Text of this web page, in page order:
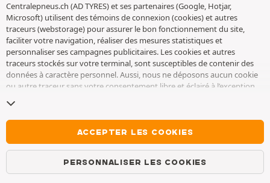
Centralepneus.ch (AD TYRES) et ses partenaires (Google, Hotjar,
Microsoft) utilisent des témoins de connexion (cookies) et autres
traceurs (webstorage) pour assurer le bon fonctionnement du site,
faciliter votre navigation, réaliser des mesures statistiques et
personnaliser ses campagnes publicitaires. Les cookies et autres
traceurs stockés sur votre terminal, sont susceptibles de contenir des
données à caractère personnel. Aussi, nous ne déposons aucun cookie
ou autre traceur sans votre consentement libre et éclairé à l’exception
conservons votre choix pendant 6 mois. Vous pouvez retirer votre
consentement à tout moment en vous rendant sur lapage cookies et
. Vous pouvez choisir de continuer à naviguer sans
accepter le dépôt de cookies ou autres traceurs. Le refus ne fait pas
obstacle à l’accès aux services AD TYRES. Pour plus d’informations, nous
vous invitons à consulterla page cookies et autres traceurs
ACCEPTER LES COOKIES
PERSONNALISER LES COOKIES